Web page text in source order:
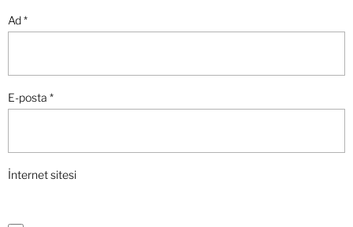
Ad*
E-posta *
İnternet sitesi